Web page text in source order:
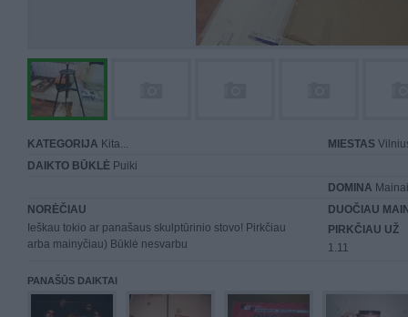
KATEGORIJA Kita... MIESTAS
DAIKTO BŪKLĖ Puiki
DOMINA
NORĖČIAU
Ieškau tokio ar panašaus skulptūrinio stovo! Pirkčiau
arba mainyčiau) Būklė nesvarbu
DUOČIAU
PIRKČIAU UŽ
1.11
PANAŠŪS DAIKTAI